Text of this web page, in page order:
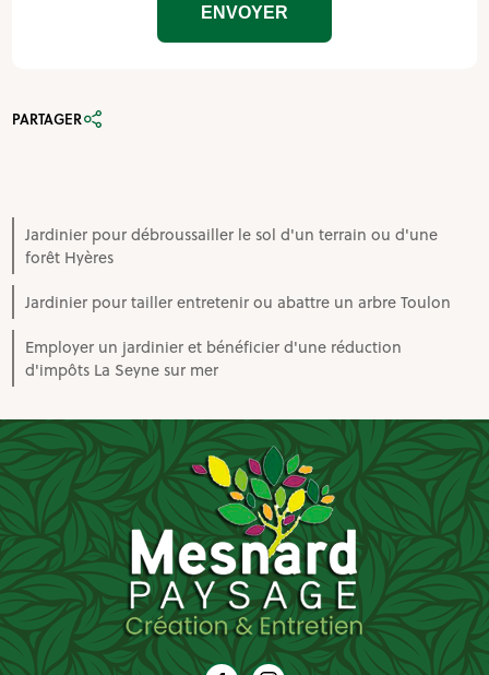
PARTAGER
Jardinier pour débroussailler le sol d'un terrain ou d'une
forêt Hyères
Jardinier pour tailler entretenir ou abattre un arbre Toulon
Employer un jardinier et bénéficier d'une réduction
d'impôts La Seyne sur mer